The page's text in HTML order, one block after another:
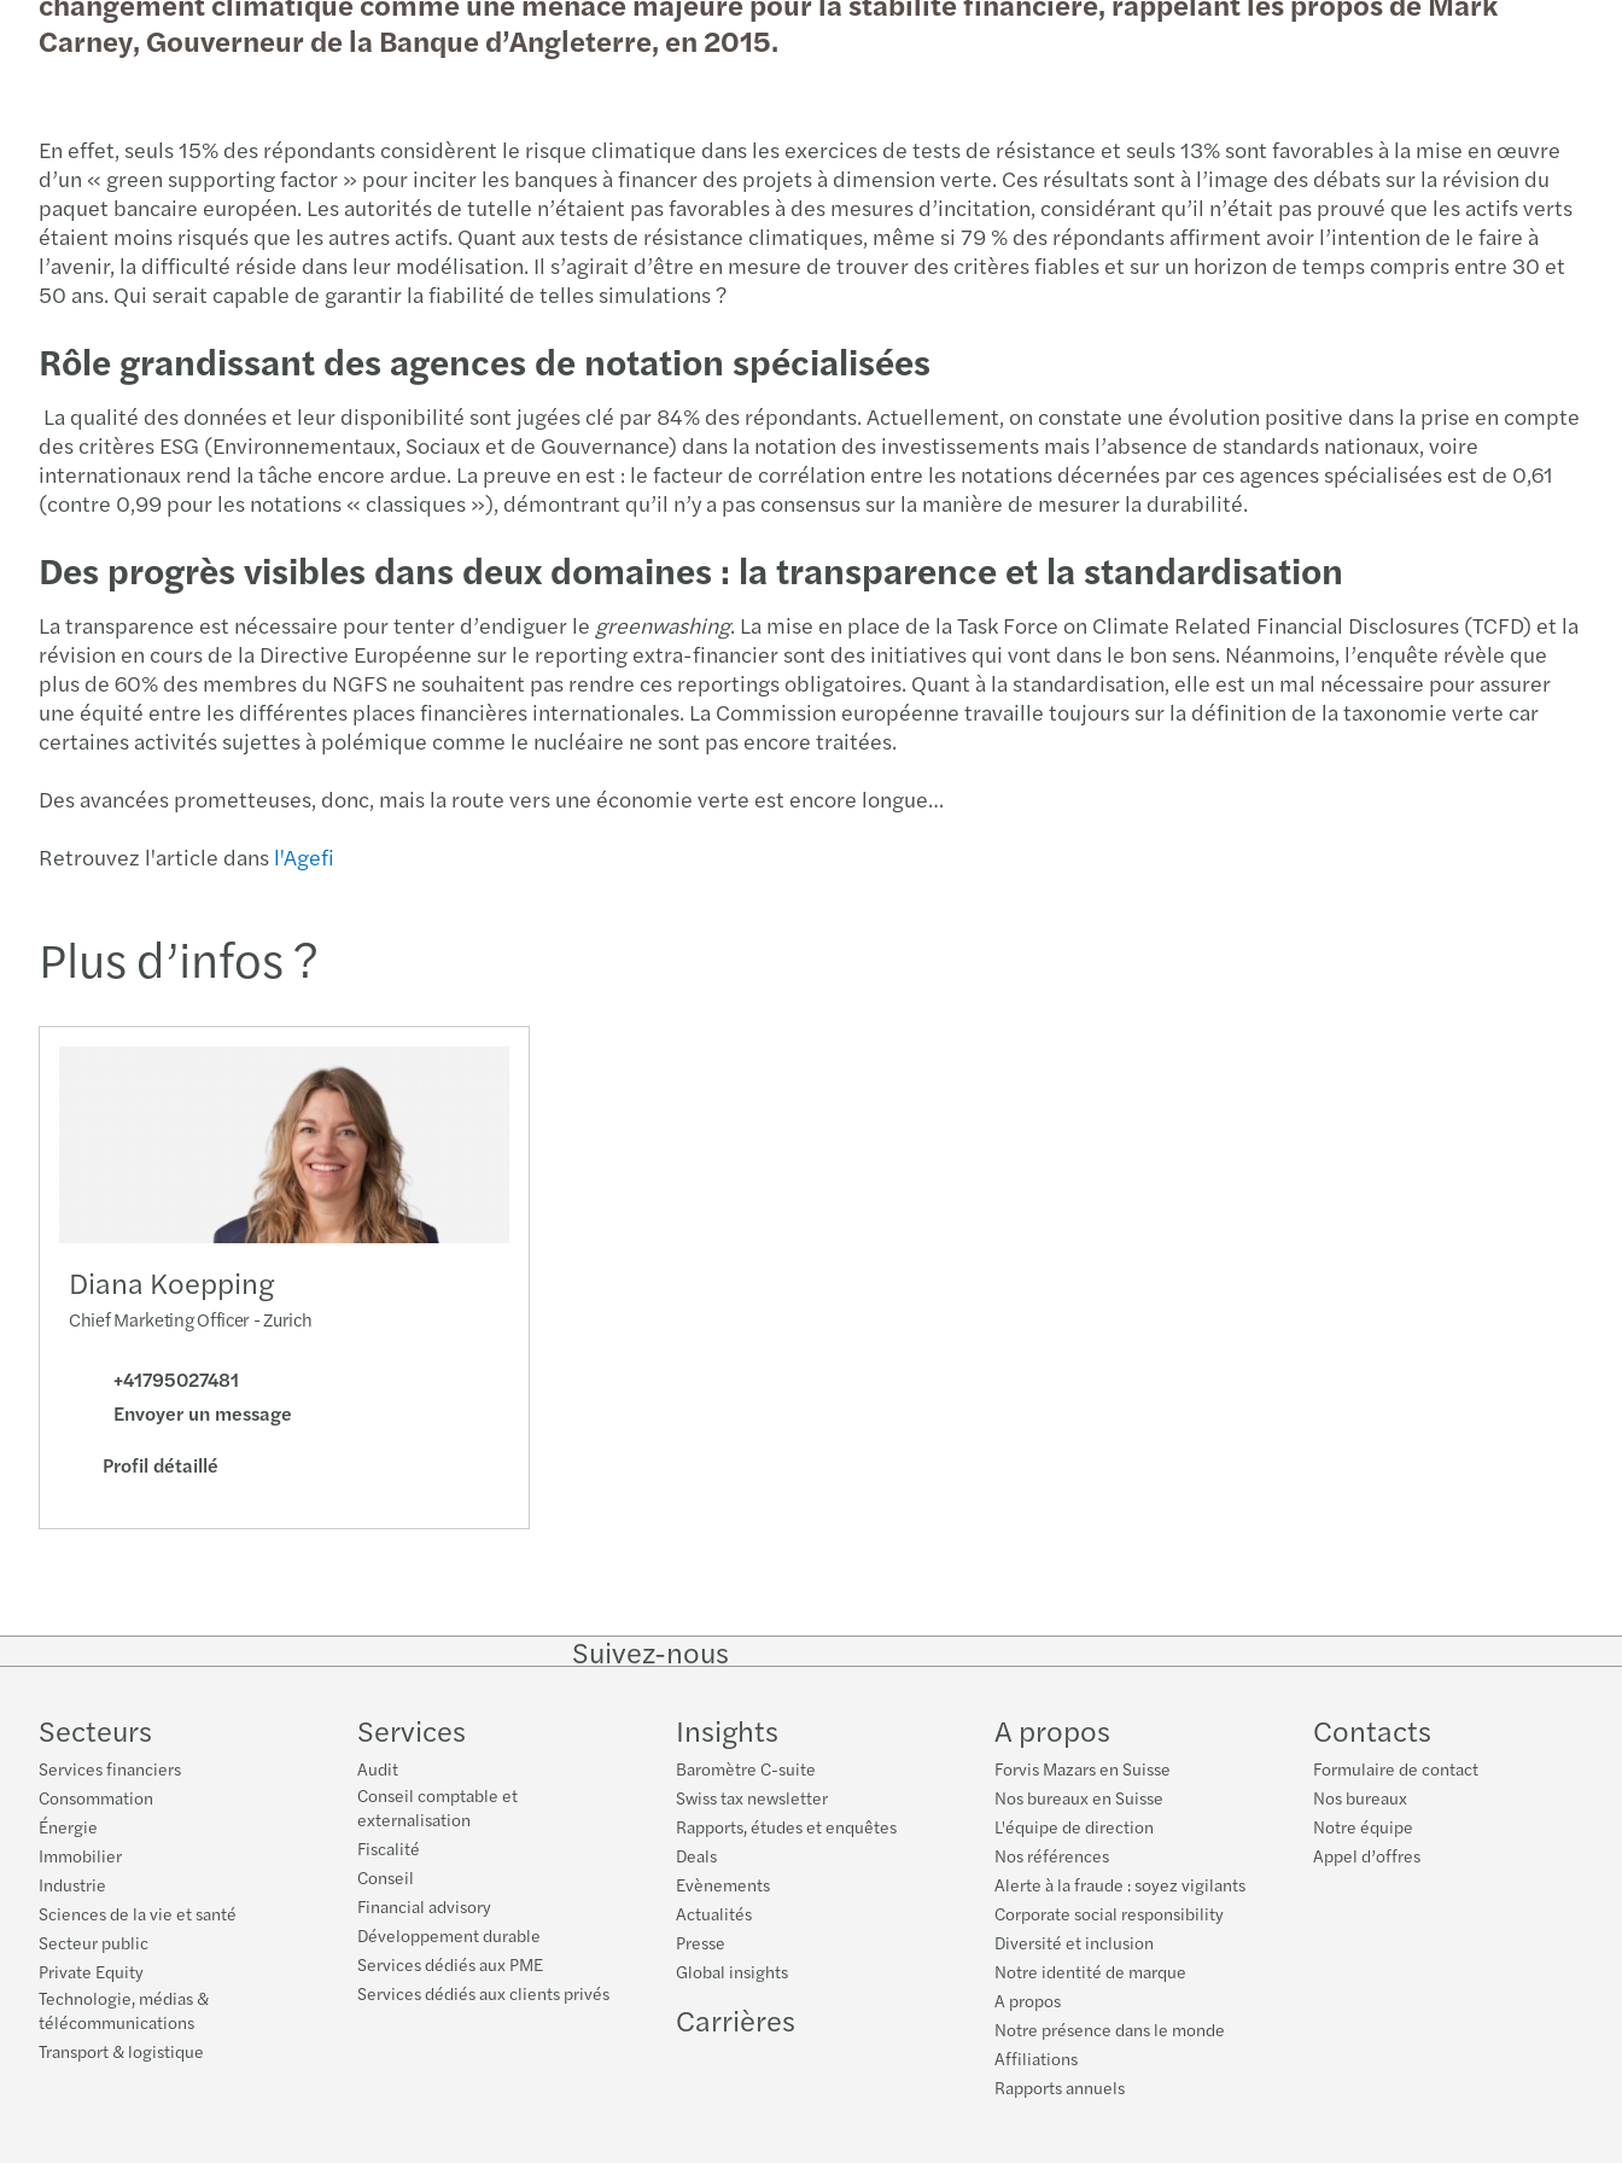
Mazars publie ses comptes mondiaux consolidés
Rapport d’évaluation de la Directive Transparence
Carney, Gouverneur de la Banque d’Angleterre, en 2015.
En effet, seuls 15% des répondants considèrent le risque climatique dans les exercices de tests de résistance et seuls 13% sont favorables à la mise en œuvre
d’un « green supporting factor » pour inciter les banques à financer des projets à dimension verte. Ces résultats sont à l’image des débats sur la révision du
paquet bancaire européen. Les autorités de tutelle n’étaient pas favorables à des mesures d’incitation, considérant qu’il n’était pas prouvé que les actifs verts
étaient moins risqués que les autres actifs. Quant aux tests de résistance climatiques, même si 79 % des répondants affirment avoir l’intention de le faire à
l’avenir, la difficulté réside dans leur modélisation. Il s’agirait d’être en mesure de trouver des critères fiables et sur un horizon de temps compris entre 30 et
50 ans. Qui serait capable de garantir la fiabilité de telles simulations ?
Rôle grandissant des agences de notation spécialisées
La qualité des données et leur disponibilité sont jugées clé par 84% des répondants. Actuellement, on constate une évolution positive dans la prise en compte
des critères ESG (Environnementaux, Sociaux et de Gouvernance) dans la notation des investissements mais l’absence de standards nationaux, voire
internationaux rend la tâche encore ardue. La preuve en est : le facteur de corrélation entre les notations décernées par ces agences spécialisées est de 0,61
(contre 0,99 pour les notations « classiques »), démontrant qu’il n’y a pas consensus sur la manière de mesurer la durabilité.
Des progrès visibles dans deux domaines : la transparence et la standardisation
La transparence est nécessaire pour tenter d’endiguer le greenwashing. La mise en place de la Task Force on Climate Related Financial Disclosures (TCFD) et la
révision en cours de la Directive Européenne sur le reporting extra-financier sont des initiatives qui vont dans le bon sens. Néanmoins, l’enquête révèle que
plus de 60% des membres du NGFS ne souhaitent pas rendre ces reportings obligatoires. Quant à la standardisation, elle est un mal nécessaire pour assurer
une équité entre les différentes places financières internationales. La Commission européenne travaille toujours sur la définition de la taxonomie verte car
certaines activités sujettes à polémique comme le nucléaire ne sont pas encore traitées.
Des avancées prometteuses, donc, mais la route vers une économie verte est encore longue…
Retrouvez l'article dans l'Agefi
Plus d’infos ?
Diana Koepping
Chief Marketing Officer - Zurich
+41795027481
Envoyer un message
Profil détaillé
Suivez-nous
on
on
InstagramFacebook
on
Secteurs
Services financiers
Consommation
Énergie
Immobilier
Industrie
Sciences de la vie et santé
Secteur public
Private Equity
Technologie, médias &
télécommunications
Transport & logistique
Services
Audit
Conseil comptable et
externalisation
Fiscalité
Conseil
Financial advisory
Développement durable
Services dédiés aux PME
Services dédiés aux clients privés
Insights
Baromètre C-suite
Swiss tax newsletter
Rapports, études et enquêtes
Deals
Evènements
Actualités
Presse
Global insights
Carrières
A propos
Forvis Mazars en Suisse
Nos bureaux en Suisse
L'équipe de direction
Nos références
Alerte à la fraude : soyez vigilants
Corporate social responsibility
Diversité et inclusion
Notre identité de marque
A propos
Notre présence dans le monde
Affiliations
Rapports annuels
Contacts
Formulaire de contact
Nos bureaux
Notre équipe
Appel d’offres